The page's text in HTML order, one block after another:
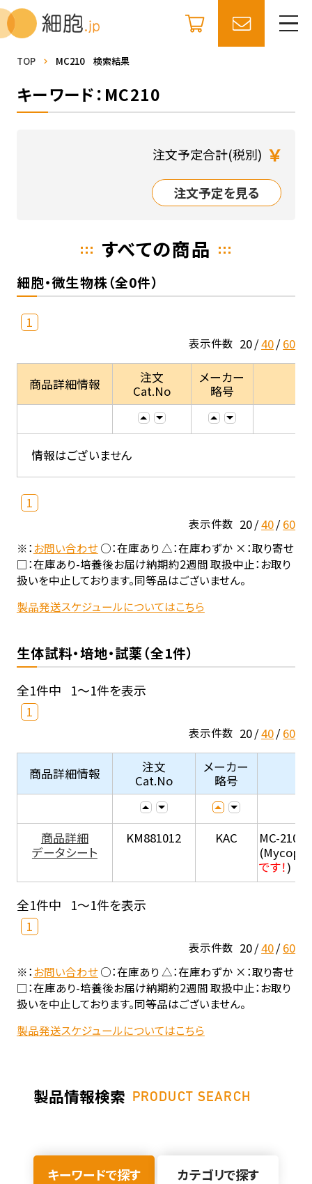
TOP MC210 検索結果
キーワード：MC210
注文予定合計(税別) ￥
注文予定を見る
すべての商品
細胞・微生物株（全0件）
1
表示件数 20 40 60
商品詳細情報
注文
Cat.No
メーカー
略号
情報はございません
1
表示件数 20 40 60
※：お問い合わせ○：在庫あり △：在庫わずか ×：取り寄せ
□：在庫あり-培養後お届け納期約2週間 取扱中止：お取り
扱いを中止しております。同等品はございません。
製品発送スケジュールについてはこちら
生体試料・培地・試薬（全1件）
全1件中 1～1件を表示
1
表示件数 20 40 60
商品詳細情報
注文
Cat.No
メーカー
略号
商品詳細
データシート
KM881012 KAC
MC-210 (
です！)
全1件中 1～1件を表示
1
表示件数 20 40 60
※：お問い合わせ○：在庫あり △：在庫わずか ×：取り寄せ
□：在庫あり-培養後お届け納期約2週間 取扱中止：お取り
扱いを中止しております。同等品はございません。
製品発送スケジュールについてはこちら
製品情報検索 PRODUCT SEARCH
キーワードで探す カテゴリで探す